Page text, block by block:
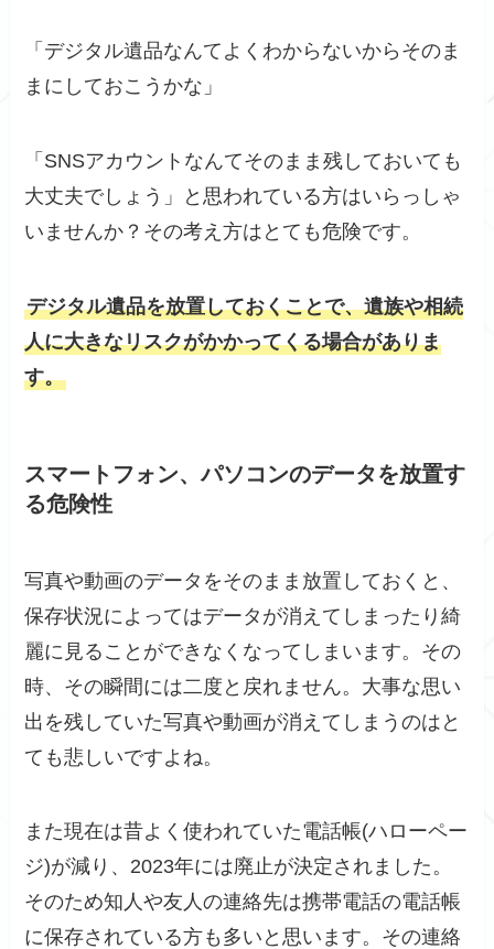
「デジタル遺品なんてよくわからないからそのま
まにしておこうかな」
「SNSアカウントなんてそのまま残しておいても
大丈夫でしょう」と思われている方はいらっしゃ
いませんか？その考え方はとても危険です。
デジタル遺品を放置しておくことで、遺族や相続
人に大きなリスクがかかってくる場合がありま
す。
スマートフォン、パソコンのデータを放置す
る危険性
写真や動画のデータをそのまま放置しておくと、
保存状況によってはデータが消えてしまったり綺
麗に見ることができなくなってしまいます。その
時、その瞬間には二度と戻れません。大事な思い
出を残していた写真や動画が消えてしまうのはと
ても悲しいですよね。
また現在は昔よく使われていた電話帳(ハローペー
ジ)が減り、2023年には廃止が決定されました。
そのため知人や友人の連絡先は携帯電話の電話帳
に保存されている方も多いと思います。その連絡